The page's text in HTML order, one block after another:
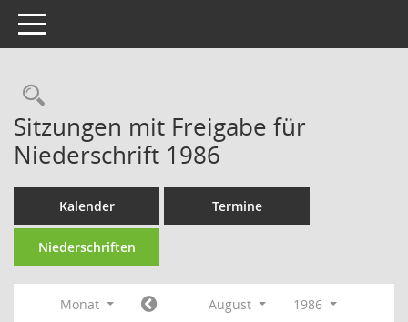
Toggle navigation
Rechercheauswahl
Sitzungen mit Freigabe für
Niederschrift 1986
Kalender Termine
Niederschriften
Monat August
1986